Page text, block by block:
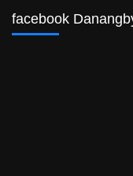
facebook